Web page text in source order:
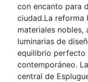
con encanto para
ciudad.La reforma
materiales nobles,
luminarias de
equilibrio perfecto
contemporáneo.
central de